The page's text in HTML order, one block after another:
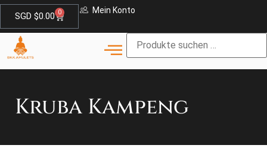
SGD $0.00 0 Mein Konto
Kruba Kampeng